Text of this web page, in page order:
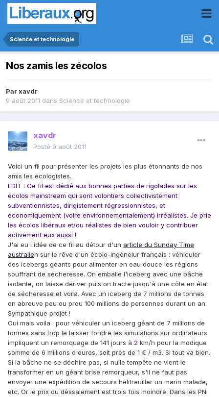
Science et technologie
Nos zamis les zécolos
Parxavdr
9 août 2011 dans Science et technologie
xavdr
Posté 9 août 2011
Voici un fil pour présenter les projets les plus étonnants de nos
amis les écologistes.
EDIT : Ce fil est dédié aux bonnes parties de rigolades sur les
écolos mainstream qui sont volontiers collectivistement
subventionnistes, dirigistement régressionnistes, et
économiquement (voire environnementalement) irréalistes. Je prie
les écolos libéraux et/ou réalistes de bien vouloir y contribuer
activement eux aussi !
J'ai eu l'idée de ce fil au détour d'un article du Sunday Time
australien sur le rêve d'un écolo-ingéneiur français : véhiculer
des icebergs géants pour alimenter en eau douce les régions
souffrant de sécheresse. On emballe l'iceberg avec une bâche
isolante, on laisse dériver puis on tracte jusqu'à une côte en état
de sécheresse et voila. Avec un iceberg de 7 millions de tonnes
on abreuve peu ou prou 100 millions de personnes durant un an.
Sympathique projet !
Oui mais voila : pour véhiculer un iceberg géant de 7 millions de
tonnes sans trop le laisser fondre les simulations sur ordinateurs
impliquent un remorquage de 141 jours à 2 km/h pour la modique
somme de 6 millions d'euros, soit près de 1 € / m3. Si tout va bien.
Si la bâche ne se déchire pas, si nulle tempête ne vient le
transformer en un géant brise remorqueur, s'il ne faut pas
envoyer une expédition de secours hélitreuiller un marin malade,
etc. Or le prix du déssalement est trois fois moindre. Dans les PNI